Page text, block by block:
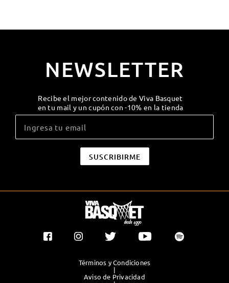
NEWSLETTER
Recibe el mejor contenido de Viva Basquet
en tu mail y un cupón con -10% en la tienda
Términos y Condiciones
|
Aviso de Privacidad